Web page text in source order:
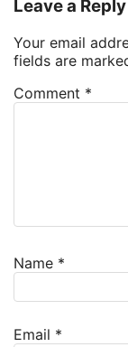
Leave a Reply
Your email
fields are
Comment *
Name *
Email *